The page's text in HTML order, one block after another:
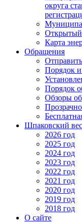
округа
Карта
Обращения
Порядок
Порядок
Обзоры
Шпаковский
2026 год
2025 год
2024 год
2023 год
2022 год
2021 год
2020 год
2019 год
2018 год
О сайте